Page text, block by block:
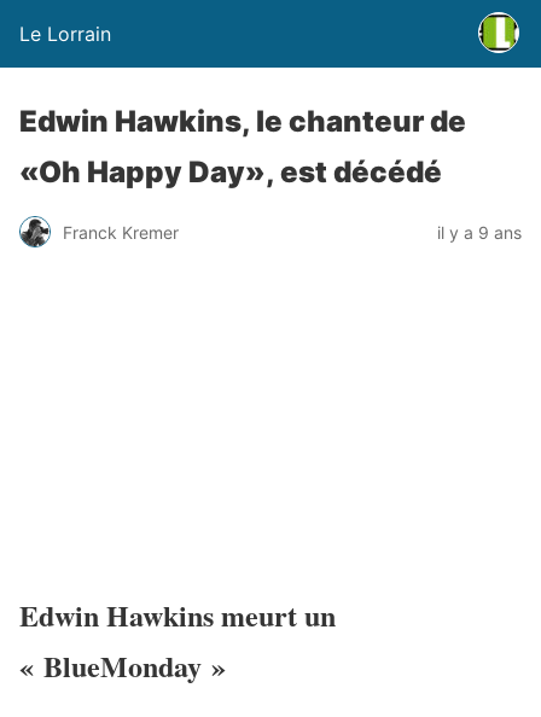
Le Lorrain
Edwin Hawkins, le chanteur de
«Oh Happy Day», est décédé
Franck Kremer il y a 9 ans
Edwin Hawkins meurt un
« BlueMonday »